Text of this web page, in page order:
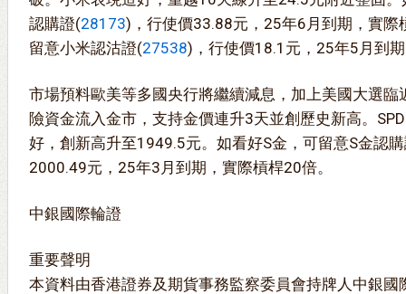
認購證(28173)，行使價33.88元，25年6月到期，實際
留意小米認沽證(27538)，行使價18.1元，25年5月到
市場預料歐美等多國央行將繼續減息，加上美國大選臨
險資金流入金市，支持金價連升3天並創歷史新高。
好，創新高升至1949.5元。如看好S金，可留意S金認
2000.49元，25年3月到期，實際槓桿20倍。
中銀國際輪證
重要聲明
本資料由香港證券及期貨事務監察委員會持牌人中銀國